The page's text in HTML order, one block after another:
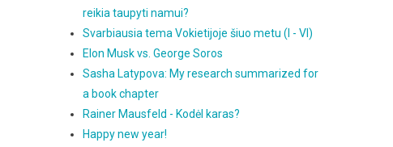
reikia taupyti namui?
Svarbiausia tema Vokietijoje šiuo metu (I - VI)
Elon Musk vs. George Soros
Sasha Latypova: My research summarized for
a book chapter
Rainer Mausfeld - Kodėl karas?
Happy new year!